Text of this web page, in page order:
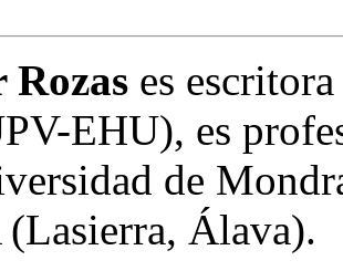
es
EHU), es
de
Álava).